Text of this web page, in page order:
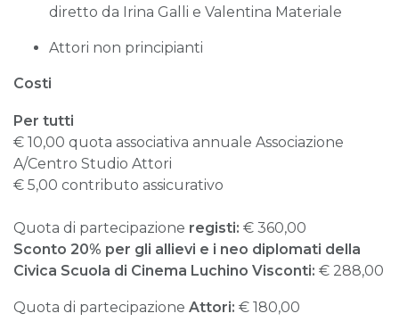
diretto da Irina Galli e Valentina Materiale
Attori non principianti
Costi
Per tutti
€ 10,00 quota associativa annuale Associazione
A/Centro Studio Attori
€ 5,00 contributo assicurativo
Quota di partecipazione registi: € 360,00
Sconto 20% per gli allievi e i neo diplomati della
Civica Scuola di Cinema Luchino Visconti: € 288,00
Quota di partecipazione Attori: € 180,00